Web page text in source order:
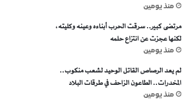
منذ يومين
مرتضى كبير.. سرقت الحرب أبناءه وعينه وكليته،
لكنها عجزت عن انتزاع حلمه
منذ يومين
لم يعد الرصاص القاتل الوحيد لشعب منكوب..
المخدرات.. الطاعون الزاحف في طرقات البلاد
منذ يومين